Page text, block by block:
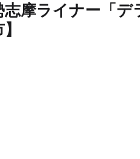
志摩ライナー「